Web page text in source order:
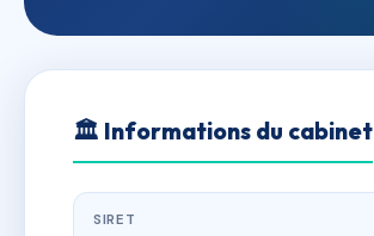
🏛 Informations du cabinet
SIRET